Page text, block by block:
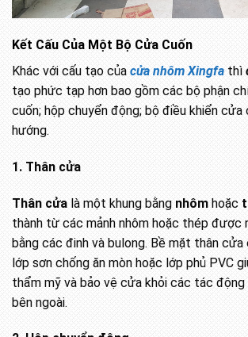
Kết Cấu Của Một Bộ Cửa Cuốn
Khác với cấu tạo của cửa nhôm Xingfathì
tạo phức tạp hơn bao gồm các bộ phận
cuốn; hộp chuyển động; bộ điều khiển cửa
hướng.
1. Thân cửa
Thân cửa là một khung bằng nhômhoặc
thành từ các mảnh nhôm hoặc thép được
bằng các đinh và bulong. Bề mặt thân
lớp sơn chống ăn mòn hoặc lớp phủ PVC
thẩm mỹ và bảo vệ cửa khỏi các tác
bên ngoài.